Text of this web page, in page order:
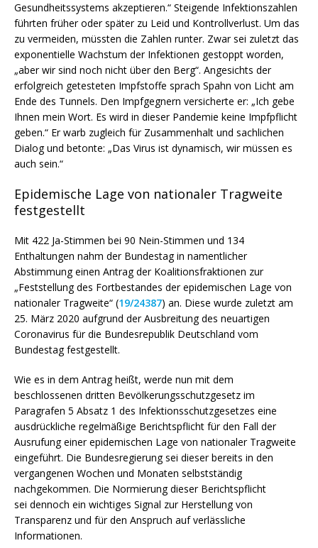
Gesundheitssystems akzeptieren.“ Steigende Infektionszahlen
führten früher oder später zu Leid und Kontrollverlust. Um das
zu vermeiden, müssten die Zahlen runter. Zwar sei zuletzt das
exponentielle Wachstum der Infektionen gestoppt worden,
„aber wir sind noch nicht über den Berg“. Angesichts der
erfolgreich getesteten Impfstoffe sprach Spahn von Licht am
Ende des Tunnels. Den Impfgegnern versicherte er: „Ich gebe
Ihnen mein Wort. Es wird in dieser Pandemie keine Impfpflicht
geben.“ Er warb zugleich für Zusammenhalt und sachlichen
Dialog und betonte: „Das Virus ist dynamisch, wir müssen es
auch sein.“
Epidemische Lage von nationaler Tragweite
festgestellt
Mit 422 Ja-Stimmen bei 90 Nein-Stimmen und 134
Enthaltungen nahm der Bundestag in namentlicher
Abstimmung einen Antrag der Koalitionsfraktionen zur
„Feststellung des Fortbestandes der epidemischen Lage von
nationaler Tragweite“ (19/24387) an. Diese wurde zuletzt am
25. März 2020 aufgrund der Ausbreitung des neuartigen
Coronavirus für die Bundesrepublik Deutschland vom
Bundestag festgestellt.
Wie es in dem Antrag heißt, werde nun mit dem
beschlossenen dritten Bevölkerungsschutzgesetz im
Paragrafen 5 Absatz 1 des Infektionsschutzgesetzes eine
ausdrückliche regelmäßige Berichtspflicht für den Fall der
Ausrufung einer epidemischen Lage von nationaler Tragweite
eingeführt. Die Bundesregierung sei dieser bereits in den
vergangenen Wochen und Monaten selbstständig
nachgekommen. Die Normierung dieser Berichtspflicht
sei dennoch ein wichtiges Signal zur Herstellung von
Transparenz und für den Anspruch auf verlässliche
Informationen.